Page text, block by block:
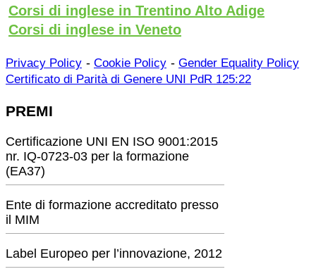
Corsi di inglese in Trentino Alto Adige
Corsi di inglese in Veneto
Privacy Policy - Cookie Policy - Gender Equality Policy
Certificato di Parità di Genere UNI PdR 125:22
PREMI
Certificazione UNI EN ISO 9001:2015
nr. IQ-0723-03 per la formazione
(EA37)
Ente di formazione accreditato presso
il MIM
Label Europeo per l’innovazione, 2012